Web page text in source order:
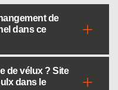
de
dans ce
de vélux ? Site
dans le